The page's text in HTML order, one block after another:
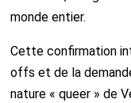
monde entier.
Cette confirmation
offs et de la
nature « queer » de